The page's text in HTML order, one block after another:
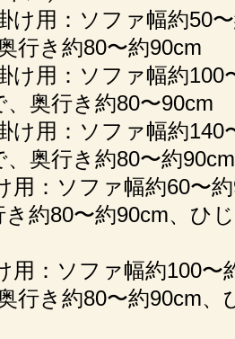
け用：ソファ幅約50
行き約80〜約90cm
け用：ソファ幅約100
奥行き約80〜90cm
け用：ソファ幅約140
奥行き約80〜約90cm
用：ソファ幅約60〜
約80〜約90cm、ひ
用：ソファ幅約100〜
行き約80〜約90cm、